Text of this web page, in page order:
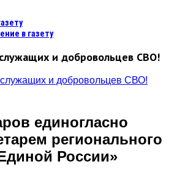
в газету
и добровольцев СВО!
единогласно
регионального
России»